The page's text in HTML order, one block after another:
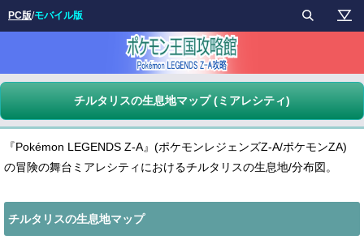
チルタリスの生息地マップ (ミアレシティ)
『Pokémon LEGENDS Z-A』(ポケモンレジェンズZ-A/ポケモンZA)
の冒険の舞台ミアレシティにおけるチルタリスの生息地/分布図。
チルタリスの生息地マップ
PC版/モバイル版